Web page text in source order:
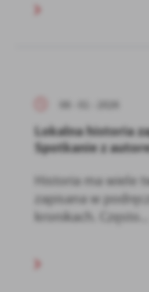
08 - 01 - 2026
Lokalna historia
Spotkanie z
Historia ma wiele
zapisana w
kronikach. Często...